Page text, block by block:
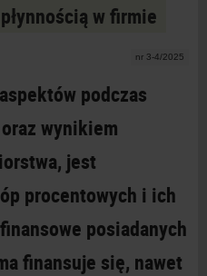
w firmie
nr 3-4/2025
podczas
wynikiem
jest
procentowych i ich
posiadanych
finansuje się, nawet